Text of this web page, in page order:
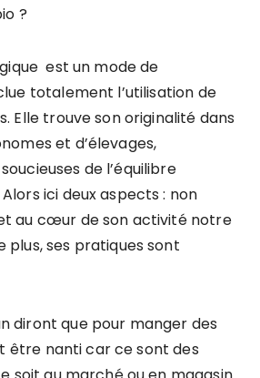
?
est un mode de
totalement l’utilisation de
Elle trouve son originalité dans
et d’élevages,
de l’équilibre
ici deux aspects : non
au cœur de son activité notre
plus, ses pratiques sont
diront que pour manger des
être nanti car ce sont des